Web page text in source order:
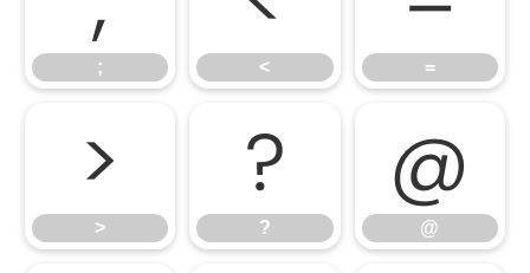
; < =
>
>
?
?
@
@